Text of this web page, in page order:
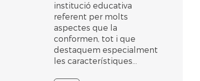
institució educativa
referent per molts
aspectes que la
conformen, tot i que
destaquem especialment
les característiques...